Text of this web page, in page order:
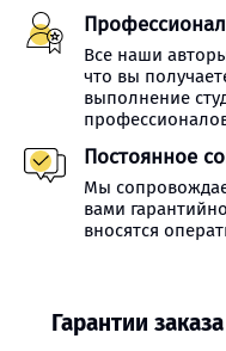
Все наши
что вы
выполнение
Постоянное
Мы
вами
вносятся
Гарантии